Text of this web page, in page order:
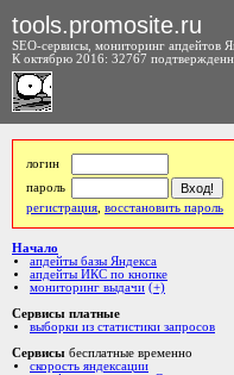
tools.promosite.ru
SEO-сервисы, мониторинг апдейтов
К октябрю 2016: 32767
логин
пароль
регистрация восстановить пароль
Начало
апдейты базы Яндекса
апдейты ИКС по кнопке
мониторинг выдачи (+)
Сервисы платные
выборки из статистики запросов
Сервисы бесплатные временно
скорость яндексации